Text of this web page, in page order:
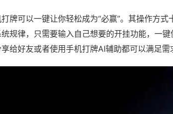
牌可以一键让你轻松成为“必赢”。其操作方
统规律，只需要输入自己想要的开挂功能，一
给好友或者使用手机打牌AI辅助都可以满足需